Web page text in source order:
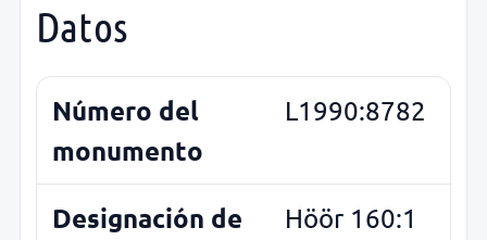
Datos
Número del
monumento
L1990:8782
Designación de
Höör 160:1